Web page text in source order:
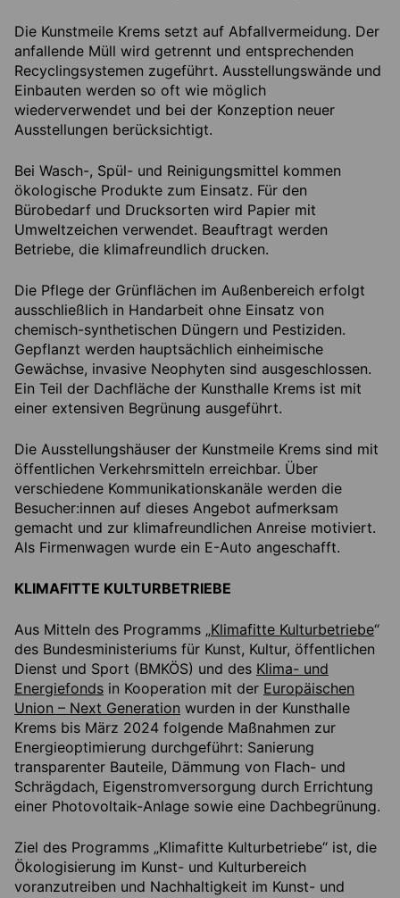
Die Kunstmeile Krems setzt auf Abfallvermeidung. Der
anfallende Müll wird getrennt und entsprechenden
Recyclingsystemen zugeführt. Ausstellungswände und
Einbauten werden so oft wie möglich
wiederverwendet und bei der Konzeption neuer
Ausstellungen berücksichtigt.
Bei Wasch-, Spül- und Reinigungsmittel kommen
ökologische Produkte zum Einsatz. Für den
Bürobedarf und Drucksorten wird Papier mit
Umweltzeichen verwendet. Beauftragt werden
Betriebe, die klimafreundlich drucken.
Die Pflege der Grünflächen im Außenbereich erfolgt
ausschließlich in Handarbeit ohne Einsatz von
chemisch-synthetischen Düngern und Pestiziden.
Gepflanzt werden hauptsächlich einheimische
Gewächse, invasive Neophyten sind ausgeschlossen.
Ein Teil der Dachfläche der Kunsthalle Krems ist mit
einer extensiven Begrünung ausgeführt.
Die Ausstellungshäuser der Kunstmeile Krems sind mit
öffentlichen Verkehrsmitteln erreichbar. Über
verschiedene Kommunikationskanäle werden die
Besucher:innen auf dieses Angebot aufmerksam
gemacht und zur klimafreundlichen Anreise motiviert.
Als Firmenwagen wurde ein E-Auto angeschafft.
KLIMAFITTE KULTURBETRIEBE
Aus Mitteln des Programms „Klimafitte Kulturbetriebe“
des Bundesministeriums für Kunst, Kultur, öffentlichen
Dienst und Sport (BMKÖS) und des Klima- und
Energiefonds in Kooperation mit der Europäischen
Union – Next Generation wurden in der Kunsthalle
Krems bis März 2024 folgende Maßnahmen zur
Energieoptimierung durchgeführt: Sanierung
transparenter Bauteile, Dämmung von Flach- und
Schrägdach, Eigenstromversorgung durch Errichtung
einer Photovoltaik-Anlage sowie eine Dachbegrünung.
Ziel des Programms „Klimafitte Kulturbetriebe“ ist, die
Ökologisierung im Kunst- und Kulturbereich
voranzutreiben und Nachhaltigkeit im Kunst- und